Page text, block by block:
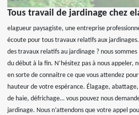
Tous travail de jardinage chez
elagueur paysagiste, une entreprise
écoute pour tous travaux relatifs aux
des travaux relatifs au jardinage ? nous
du début à la fin. N’hésitez pas à nous appeler,
en sorte de connaitre ce que vous attendez
hauteur de votre espérance. Élagage,
de haie, défrichage… vous pouvez nous
jardinage. Nous n’attendons que votre appel